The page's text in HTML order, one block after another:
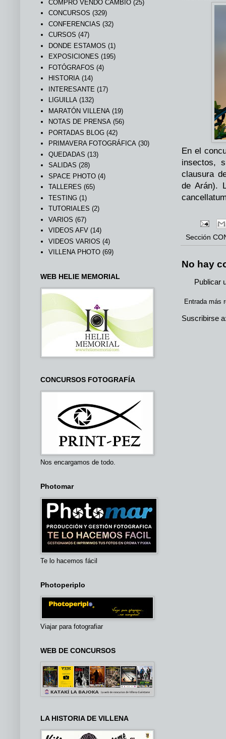
En el
insectos,
clausura
de Arán).
Sección
No hay
Publicar
Entrada más
Suscribirse
COMPRO VENDO CAMBIO (25)
CONCURSOS (329)
CONFERENCIAS (32)
CURSOS (47)
DONDE ESTAMOS (1)
EXPOSICIONES (195)
FOTÓGRAFOS (4)
HISTORIA (14)
INTERESANTE (17)
LIGUILLA (132)
MARATÓN VILLENA (19)
NOTAS DE PRENSA (56)
PORTADAS BLOG (42)
PRIMAVERA FOTOGRÁFICA (30)
QUEDADAS (13)
SALIDAS (28)
SPACE PHOTO (4)
TALLERES (65)
TESTING (1)
TUTORIALES (2)
VARIOS (67)
VIDEOS AFV (14)
VIDEOS VARIOS (4)
VILLENA PHOTO (69)
WEB HELIE MEMORIAL
CONCURSOS FOTOGRAFÍA
Nos encargamos de todo.
Photomar
Te lo hacemos fácil
Photoperiplo
Viajar para fotografiar
WEB DE CONCURSOS
LA HISTORIA DE VILLENA